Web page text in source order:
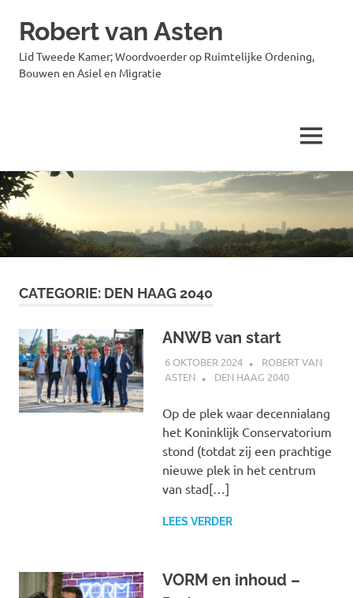
Ga
naar
de
inhoud
Robert van Asten
Lid Tweede Kamer; Woordvoerder op Ruimtelijke Ordening,
Bouwen en Asiel en Migratie
MENU
CATEGORIE: DEN HAAG 2040
ANWB van start
6 OKTOBER 2024
ROBERT VAN
ASTEN
DEN HAAG 2040
Op de plek waar decennialang
het Koninklijk Conservatorium
stond (totdat zij een prachtige
nieuwe plek in het centrum
van stad[…]
LEES VERDER
VORM en inhoud –